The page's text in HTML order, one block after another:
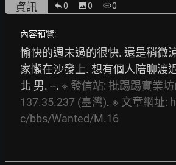
資訊 0 image0 link0
內容預覽:
愉快的週末過的很快. 還是稍微
家懶在沙發上. 想有個人陪聊渡
北 男. --. ※ 發信站: 批踢踢實業
137.35.237 (臺灣). ※ 文章網址:
c/bbs/Wanted/M.16